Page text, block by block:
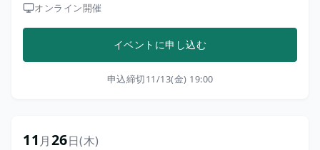
オンライン開催
イベントに申し込む
申込締切11/13(金) 19:00
11 月26日(木)